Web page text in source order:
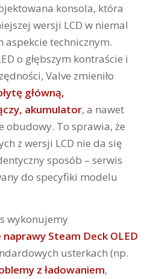
konsola, która
wersji LCD w niemal
aspekcie technicznym.
o głębszym kontraście i
Valve zmieniło
główną,
akumulator, a nawet
obudowy. To sprawia, że
z wersji LCD nie da się
sposób – serwis
do specyfiki modelu
wykonujemy
Steam Deck OLED
usterkach (np.
z ładowaniem,